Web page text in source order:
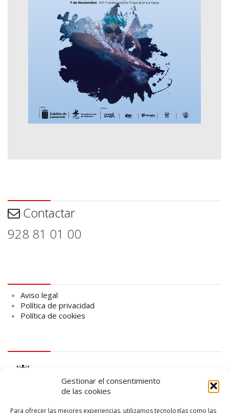
Gestionar el consentimiento
de las cookies
Para ofrecer las mejores experiencias, utilizamos tecnologías como las
Contactar
928 81 01 00
Aviso legal
Política de privacidad
Política de cookies